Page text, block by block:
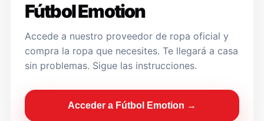
Fútbol Emotion
Accede a nuestro proveedor de ropa oficial y
compra la ropa que necesites. Te llegará a casa
sin problemas. Sigue las instrucciones.
Acceder a Fútbol Emotion →